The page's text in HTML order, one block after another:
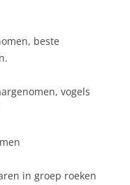
beste
vogels
groep roeken